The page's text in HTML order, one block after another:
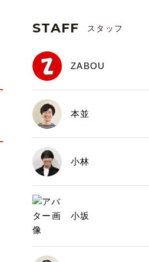
STAFF スタッフ
ZABOU
本並
小林
小坂